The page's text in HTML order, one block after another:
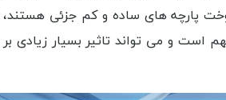
پارچه های ساده و کم جزئی
است و می تواند تاثیر بسیار